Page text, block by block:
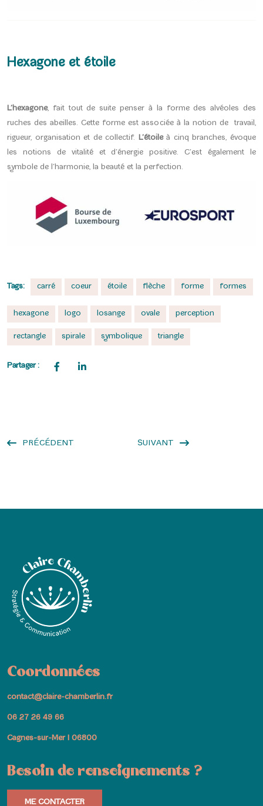
Hexagone et étoile
L’hexagone, fait tout de suite penser à la forme des alvéoles des
ruches des abeilles. Cette forme est associée à la notion de travail,
rigueur, organisation et de collectif. L’étoileà cinq branches, évoque
les notions de vitalité et d’énergie positive. C’est également le
symbole de l’harmonie, la beauté et la perfection.
Tags: carré coeur étoile flèche forme formes
hexagone logo losange ovale perception
rectangle spirale symbolique triangle
Partager :
PRÉCÉDENT SUIVANT
Coordonnées
contact@claire-chamberlin.fr
06 27 26 49 66
Cagnes-sur-Mer I 06800
Besoin de renseignements ?
ME CONTACTER